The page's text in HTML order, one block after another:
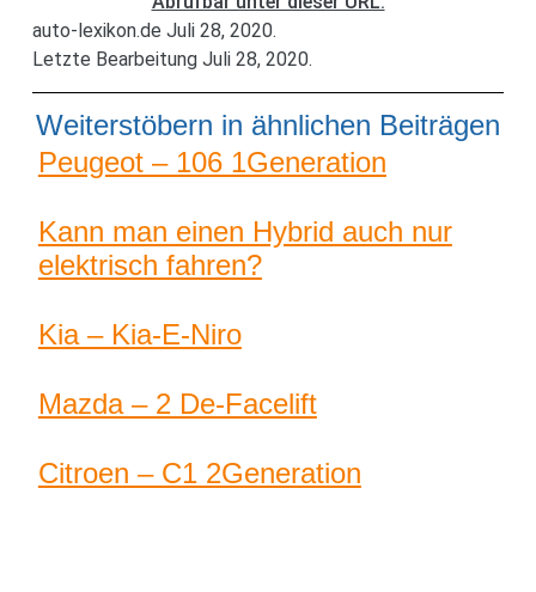
auto-lexikon.de Juli 28, 2020.
Letzte Bearbeitung Juli 28, 2020.
Weiterstöbern in ähnlichen Beiträgen
Peugeot – 106 1Generation
Kann man einen Hybrid auch nur
elektrisch fahren?
Kia – Kia-E-Niro
Mazda – 2 De-Facelift
Citroen – C1 2Generation